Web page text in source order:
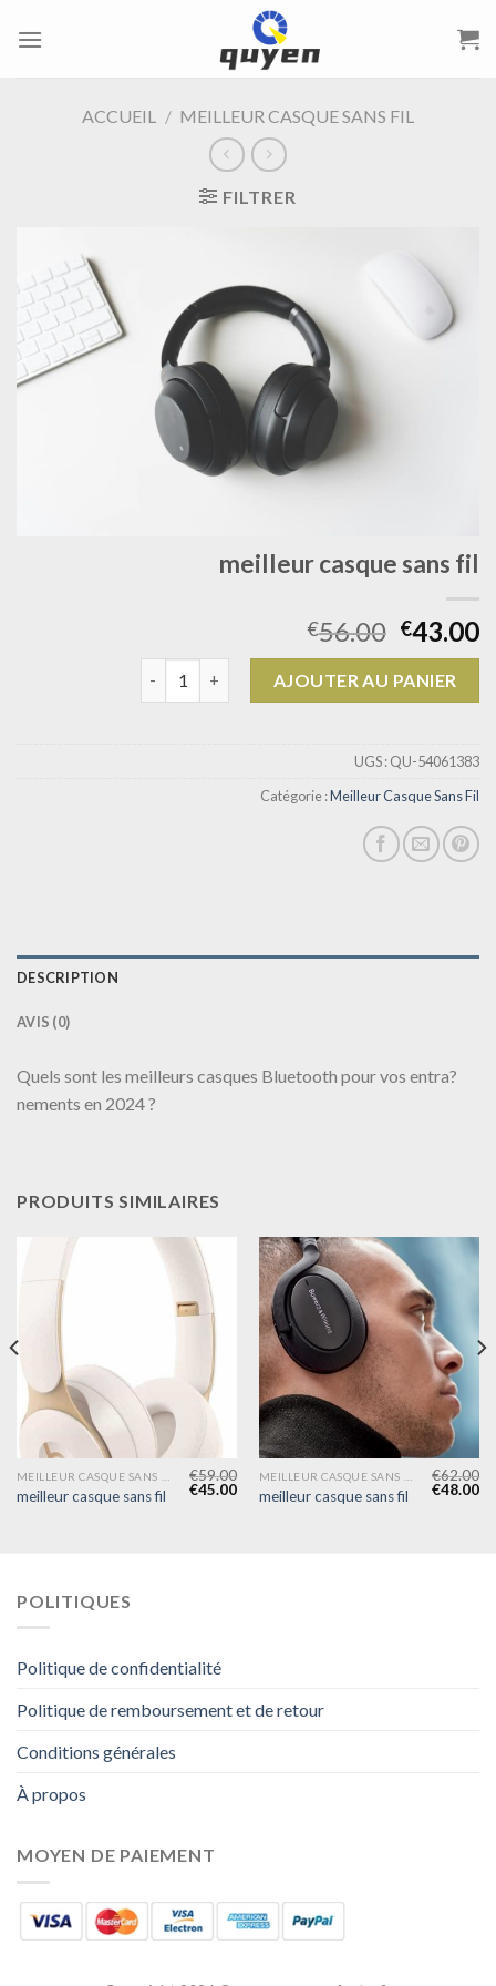
ACCUEIL / MEILLEUR CASQUE SANS FIL
FILTRER
meilleur casque sans fil
€56.00 €43.00
AJOUTER AU PANIER
UGS :QU-54061383
Catégorie :Meilleur Casque Sans Fil
DESCRIPTION
AVIS (0)
Quels sont les meilleurs casques Bluetooth pour vos entra?
nements en 2024 ?
PRODUITS SIMILAIRES
meilleur casque sans fil
€59.00
€45.00 meilleur casque sans fil
€62.00
€48.00
POLITIQUES
Politique de confidentialité
Politique de remboursement et de retour
Conditions générales
À propos
MOYEN DE PAIEMENT